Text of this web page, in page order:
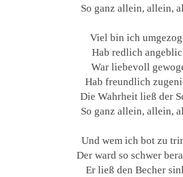
So ganz allein, allein,
Viel bin ich
Hab redlich
War liebevoll
Hab freundlich
Die Wahrheit ließ der
So ganz allein, allein,
Und wem ich bot zu
Der ward so schwer
Er ließ den Becher